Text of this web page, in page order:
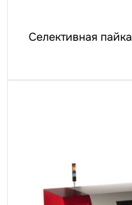
Селективная пайка